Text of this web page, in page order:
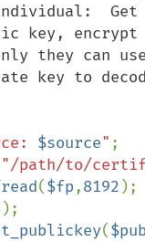
Get
key, encrypt
they can use
key to
$source"
"/path/to/
($fp,8192
(